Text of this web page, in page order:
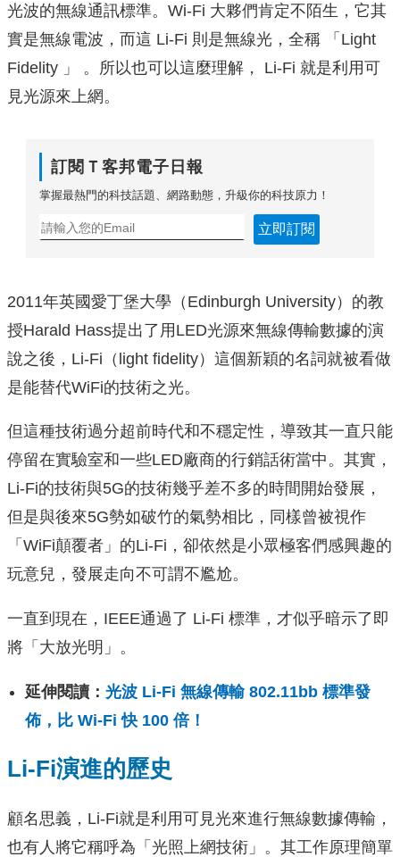
光波的無線通訊標準。Wi-Fi 大夥們肯定不陌生，它其
實是無線電波，而這 Li-Fi 則是無線光，全稱 「Light
Fidelity 」 。所以也可以這麼理解， Li-Fi 就是利用可
見光源來上網。
訂閱Ｔ客邦電子日報
掌握最熱門的科技話題、網路動態，升級你的科技原力！
立即訂閱
2011年英國愛丁堡大學（Edinburgh University）的教
授Harald Hass提出了用LED光源來無線傳輸數據的演
說之後，Li-Fi（light fidelity）這個新穎的名詞就被看做
是能替代WiFi的技術之光。
但這種技術過分超前時代和不穩定性，導致其一直只能
停留在實驗室和一些LED廠商的行銷話術當中。其實，
Li-Fi的技術與5G的技術幾乎差不多的時間開始發展，
但是與後來5G勢如破竹的氣勢相比，同樣曾被視作
「WiFi顛覆者」的Li-Fi，卻依然是小眾極客們感興趣的
玩意兒，發展走向不可謂不尷尬。
一直到現在，IEEE通過了 Li-Fi 標準，才似乎暗示了即
將「大放光明」。
延伸閱讀： 光波 Li-Fi 無線傳輸 802.11bb 標準發
佈，比 Wi-Fi 快 100 倍！
Li-Fi演進的歷史
顧名思義，Li-Fi就是利用可見光來進行無線數據傳輸，
也有人將它稱呼為「光照上網技術」。其工作原理簡單